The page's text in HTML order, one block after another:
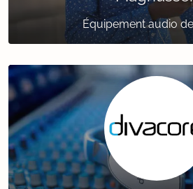
Équipement audio